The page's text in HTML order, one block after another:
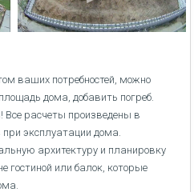
ваших потребностей, можно
дома, добавить погреб.
Все расчеты произведены в
при эксплуатации дома.
архитектуру и планировку
гостиной или балок, которые